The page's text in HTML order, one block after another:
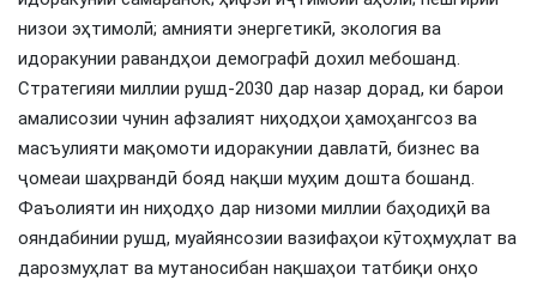
низои эҳтимолӣ; амнияти энергетикӣ, экология ва
идоракунии равандҳои демографӣ дохил мебошанд.
Стратегияи миллии рушд-2030 дар назар дорад, ки барои
амалисозии чунин афзалият ниҳодҳои ҳамоҳангсоз ва
масъулияти мақомоти идоракунии давлатӣ, бизнес ва
ҷомеаи шаҳрвандӣ бояд нақши муҳим дошта бошанд.
Фаъолияти ин ниҳодҳо дар низоми миллии баҳодиҳӣ ва
ояндабинии рушд, муайянсозии вазифаҳои кӯтоҳмуҳлат ва
дарозмуҳлат ва мутаносибан нақшаҳои татбиқи онҳо